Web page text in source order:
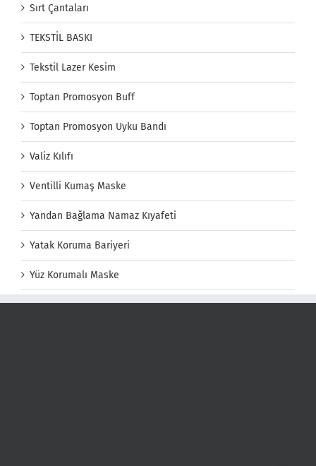
Sırt Çantaları
TEKSTİL BASKI
Tekstil Lazer Kesim
Toptan Promosyon Buff
Toptan Promosyon Uyku Bandı
Valiz Kılıfı
Ventilli Kumaş Maske
Yandan Bağlama Namaz Kıyafeti
Yatak Koruma Bariyeri
Yüz Korumalı Maske